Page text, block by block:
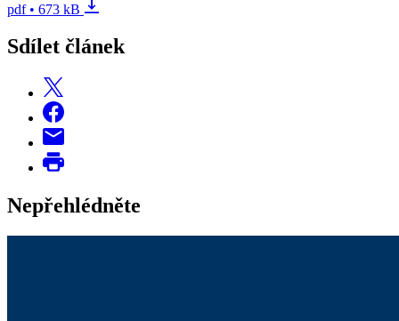
pdf • 673 kB
Sdílet článek
Nepřehlédněte